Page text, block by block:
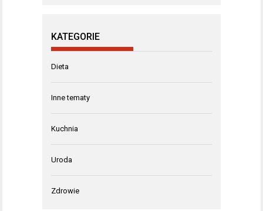
KATEGORIE
Dieta
Inne tematy
Kuchnia
Uroda
Zdrowie